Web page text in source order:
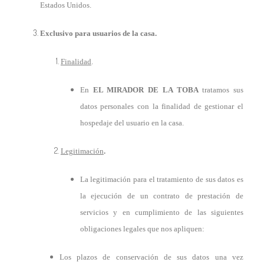
Estados Unidos.
Exclusivo para usuarios de la casa.
Finalidad.
En EL MIRADOR DE LA TOBAtratamos sus
datos personales con la finalidad de gestionar el
hospedaje del usuario en la casa.
Legitimación.
La legitimación para el tratamiento de sus datos es
la ejecución de un contrato de prestación de
servicios y en cumplimiento de las siguientes
obligaciones legales que nos apliquen:
Los plazos de conservación de sus datos una vez